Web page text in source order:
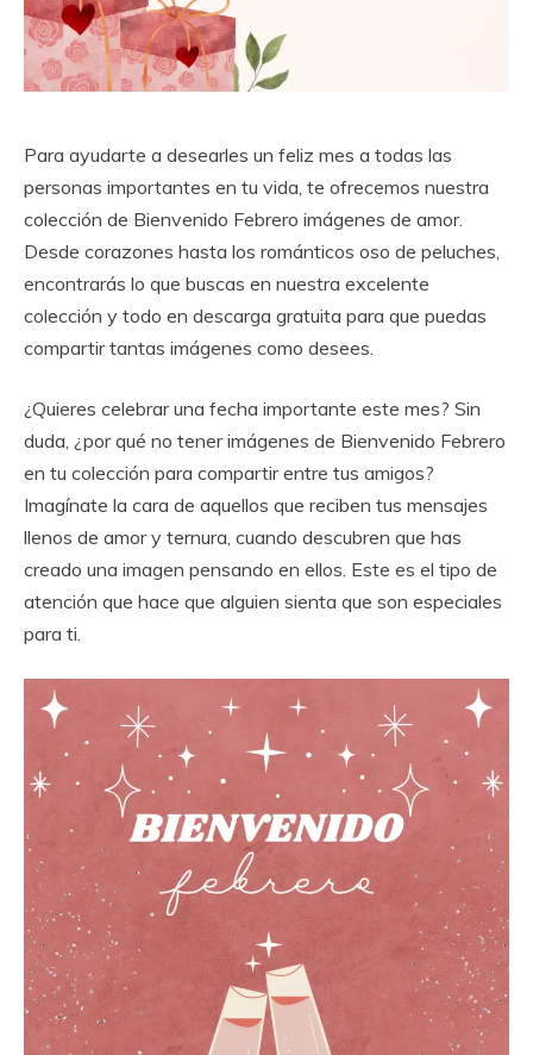
Para ayudarte a desearles un feliz mes a todas las
personas importantes en tu vida, te ofrecemos nuestra
colección de Bienvenido Febrero imágenes de amor.
Desde corazones hasta los románticos oso de peluches,
encontrarás lo que buscas en nuestra excelente
colección y todo en descarga gratuita para que puedas
compartir tantas imágenes como desees.
¿Quieres celebrar una fecha importante este mes? Sin
duda, ¿por qué no tener imágenes de Bienvenido Febrero
en tu colección para compartir entre tus amigos?
Imagínate la cara de aquellos que reciben tus mensajes
llenos de amor y ternura, cuando descubren que has
creado una imagen pensando en ellos. Este es el tipo de
atención que hace que alguien sienta que son especiales
para ti.